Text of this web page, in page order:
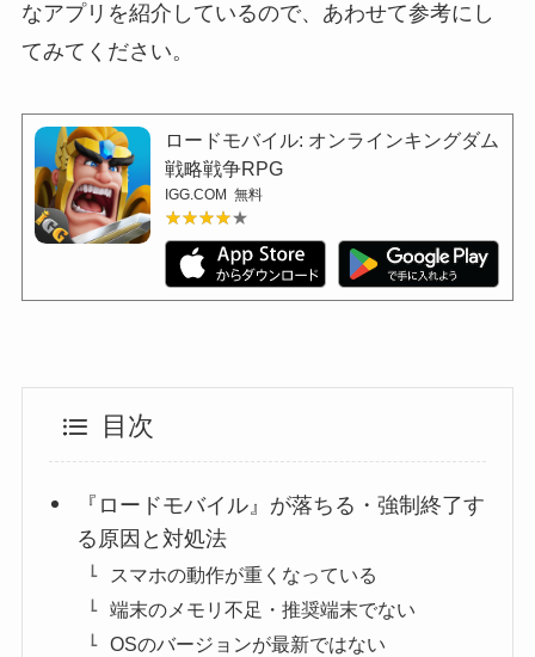
なアプリを紹介しているので、あわせて参考にし
てみてください。
ロードモバイル: オンラインキングダム
戦略戦争RPG
IGG.COM 無料
★★★★★
★★★★★
目次
『ロードモバイル』が落ちる・強制終了す
る原因と対処法
スマホの動作が重くなっている
端末のメモリ不足・推奨端末でない
OSのバージョンが最新ではない